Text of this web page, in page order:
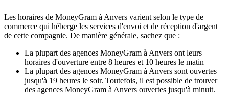
Les horaires de MoneyGram à Anvers varient selon le type de
commerce qui héberge les services d'envoi et de réception d'argent
de cette compagnie. De manière générale, sachez que :
La plupart des agences MoneyGram à Anvers ont leurs
horaires d'ouverture entre 8 heures et 10 heures le matin
La plupart des agences MoneyGram à Anvers sont ouvertes
jusqu'à 19 heures le soir. Toutefois, il est possible de trouver
des agences MoneyGram à Anvers ouvertes jusqu'à minuit.